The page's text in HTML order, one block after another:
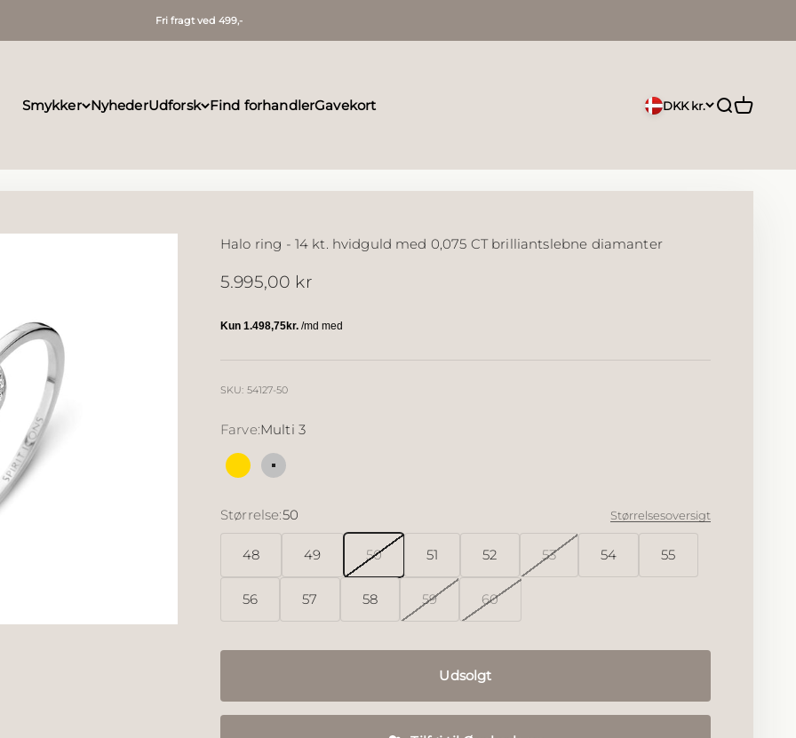
Fri fragt ved 499,-
Smykker NyhederUdforsk Find forhandlerGavekort DKK kr. ÅbnÅbn
Halo ring - 14 kt. hvidguld med 0,075 CT brilliantslebne diamanter
Salgspris
5.995,00 kr
SKU: 54127-50
Farve:Multi 3
Multi 2Multi 3
Størrelse:50 Størrelsesoversigt
48 49 50 51 52 53 54 55
56 57 58 59 60
Udsolgt